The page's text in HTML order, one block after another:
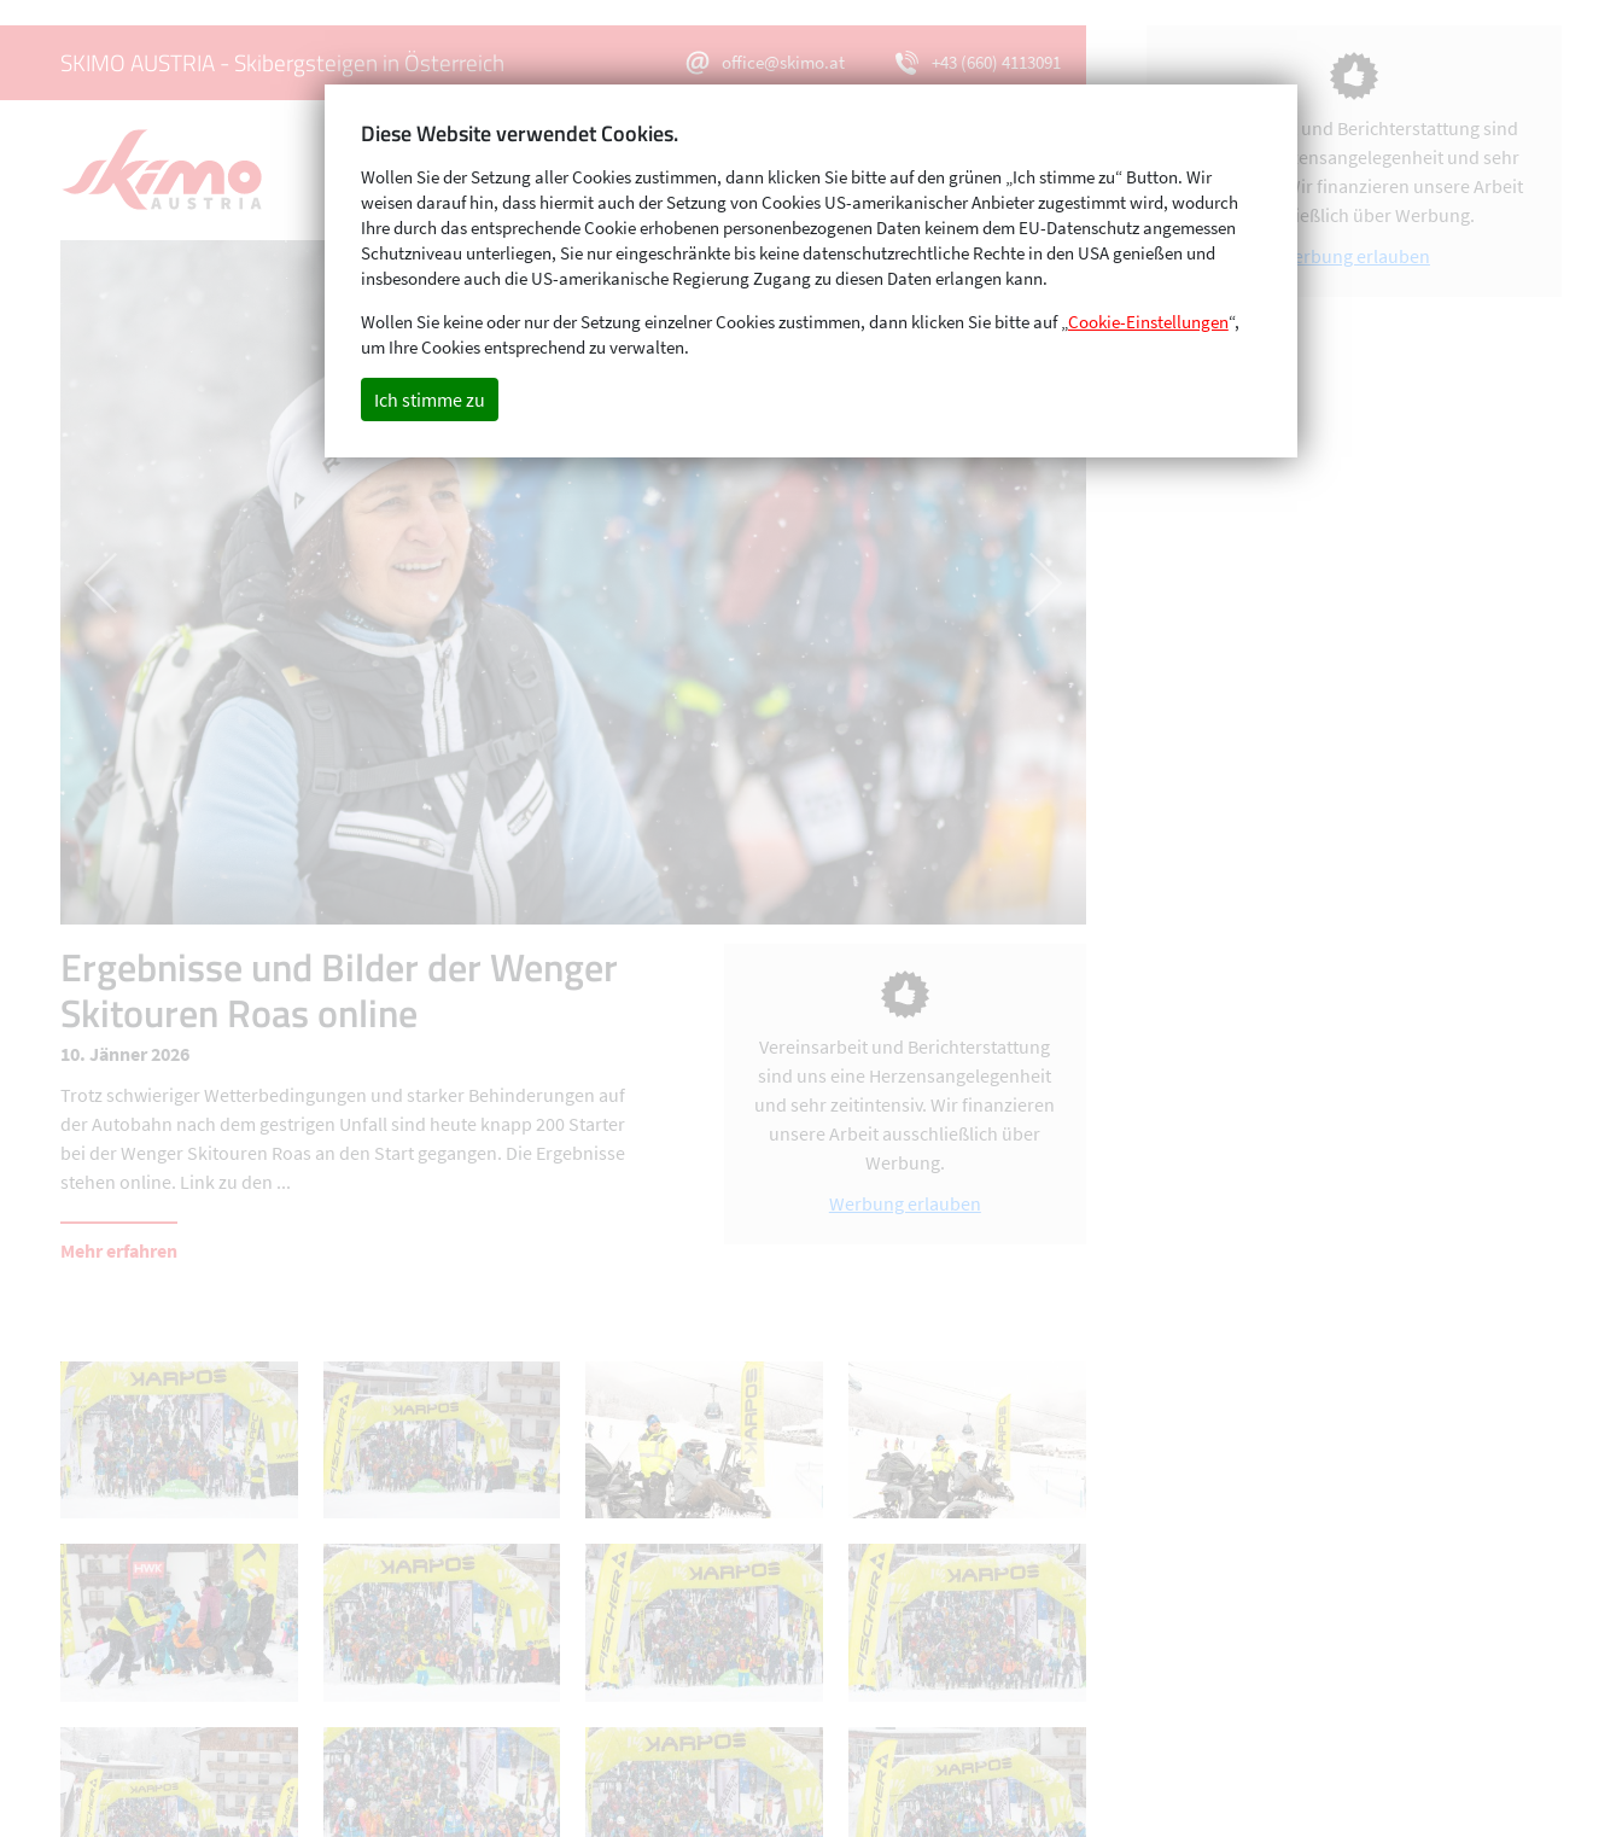
SKIMO AUSTRIA - Skibergsteigen in Österreich office@skimo.at +43 (660) 4113091
Menu
Ergebnisse und Bilder der Wenger
Skitouren Roas online
10. Jänner 2026
Trotz schwieriger Wetterbedingungen und starker Behinderungen auf
der Autobahn nach dem gestrigen Unfall sind heute knapp 200 Starter
bei der Wenger Skitouren Roas an den Start gegangen. Die Ergebnisse
stehen online. Link zu den ...
Mehr erfahren
Vereinsarbeit und Berichterstattung
sind uns eine Herzensangelegenheit
und sehr zeitintensiv. Wir finanzieren
unsere Arbeit ausschließlich über
Werbung.
Werbung erlauben
Vereinsarbeit und Berichterstattung sind
uns eine Herzensangelegenheit und sehr
zeitintensiv. Wir finanzieren unsere Arbeit
ausschließlich über Werbung.
Werbung erlauben
Diese Website verwendet Cookies.
Wollen Sie der Setzung aller Cookies zustimmen, dann klicken Sie bitte auf den grünen „Ich stimme zu“ Button. Wir
weisen darauf hin, dass hiermit auch der Setzung von Cookies US-amerikanischer Anbieter zugestimmt wird, wodurch
Ihre durch das entsprechende Cookie erhobenen personenbezogenen Daten keinem dem EU-Datenschutz angemessen
Schutzniveau unterliegen, Sie nur eingeschränkte bis keine datenschutzrechtliche Rechte in den USA genießen und
insbesondere auch die US-amerikanische Regierung Zugang zu diesen Daten erlangen kann.
Wollen Sie keine oder nur der Setzung einzelner Cookies zustimmen, dann klicken Sie bitte auf „Cookie-Einstellungen“,
um Ihre Cookies entsprechend zu verwalten.
Ich stimme zu